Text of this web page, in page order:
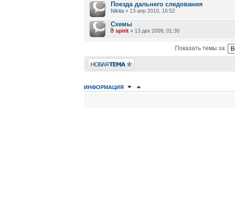
Поезда дальнего следования
Nikita » 13 апр 2010, 16:52
Схемы
spirit » 13 дек 2009, 01:30
Показать темы за:
Новая тема
ИНФОРМАЦИЯ
Сейчас этот форум просматривают: нет